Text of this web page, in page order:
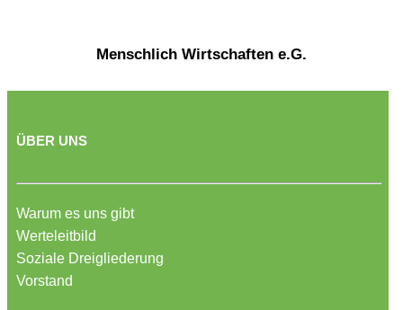
Menschlich Wirtschaften e.G.
ÜBER UNS
Warum es uns gibt
Werteleitbild
Soziale Dreigliederung
Vorstand